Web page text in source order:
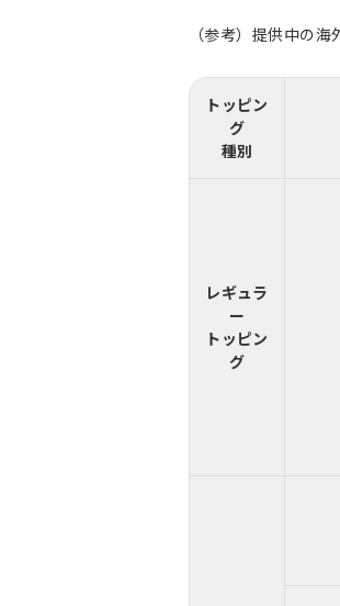
（参考）提供中の
トッピン
グ
種別
レギュラ
ー
トッピン
グ